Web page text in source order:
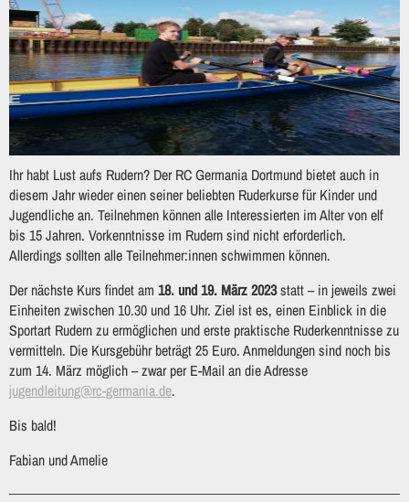
Ihr habt Lust aufs Rudern? Der RC Germania Dortmund bietet auch in
diesem Jahr wieder einen seiner beliebten Ruderkurse für Kinder und
Jugendliche an. Teilnehmen können alle Interessierten im Alter von elf
bis 15 Jahren. Vorkenntnisse im Rudern sind nicht erforderlich.
Allerdings sollten alle Teilnehmer:innen schwimmen können.
Der nächste Kurs findet am 18. und 19. März 2023statt – in jeweils zwei
Einheiten zwischen 10.30 und 16 Uhr. Ziel ist es, einen Einblick in die
Sportart Rudern zu ermöglichen und erste praktische Ruderkenntnisse zu
vermitteln. Die Kursgebühr beträgt 25 Euro. Anmeldungen sind noch bis
zum 14. März möglich – zwar per E-Mail an die Adresse
jugendleitung@rc-germania.de.
Bis bald!
Fabian und Amelie